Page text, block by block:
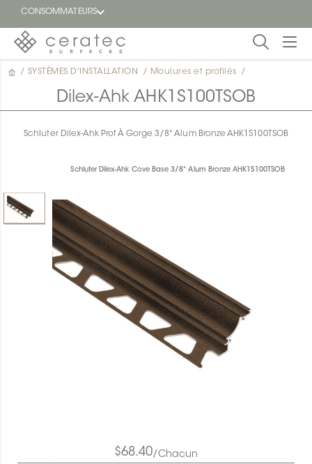
CONSOMMATEURS
En
vedette
un
/ SYSTÈMES D'INSTALLATION / Moulures et profilés /
Dilex-Ahk AHK1S100TSOB
Schluter Dilex-Ahk Prof À Gorge 3/8" Alum Bronze AHK1S100TSOB
Schluter Dilex-Ahk Cove Base 3/8" Alum Bronze AHK1S100TSOB
$68.40/Chacun